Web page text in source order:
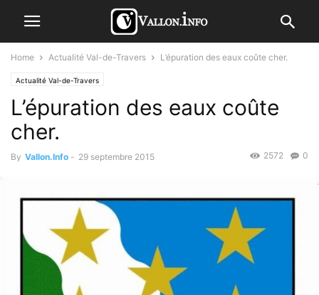
Home Actualité Val-de-Travers L’épuration des eaux coûte cher.
Actualité Val-de-Travers
L’épuration des eaux coûte
cher.
By Vallon.Info - 29 septembre 2015 0
2572